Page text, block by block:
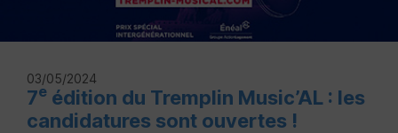
03/05/2024
7e édition du Tremplin Music’AL : les
candidatures sont ouvertes !